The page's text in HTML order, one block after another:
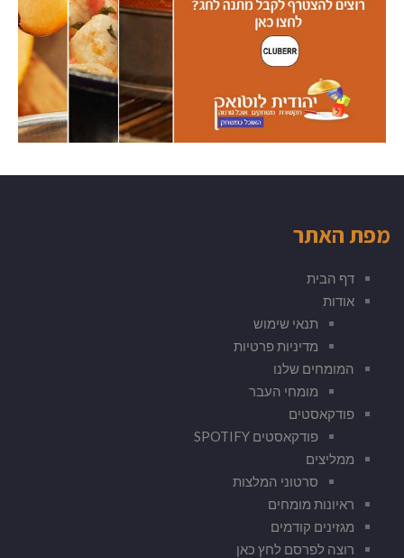
האתר
דף הבית
אודות
תנאי שימוש
מדיניות פרטיות
המומחים שלנו
מומחי העבר
פודקאסטים
פודקאסטים SPOTIFY
ממליצים
סרטוני המלצות
ראיונות מומחים
מגזינים קודמים
רוצה לפרסם לחץ כאן